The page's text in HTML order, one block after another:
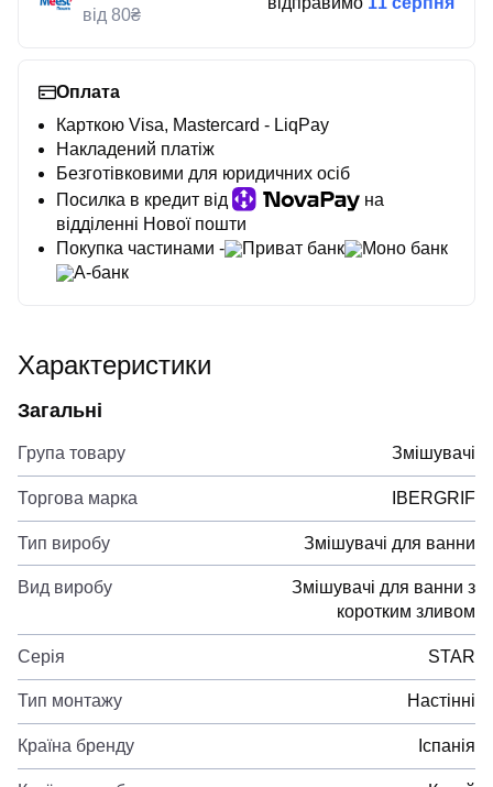
від 80₴
Оплата
Карткою Visa, Mastercard - LiqPay
Накладений платіж
Безготівковими для юридичних осіб
Посилка в кредит від
на
відділенні Нової пошти
Покупка частинами -
Приват банк
Моно банк
А-банк
Характеристики
Загальні
Група товару Змішувачі
Торгова марка IBERGRIF
Тип виробу Змішувачі для ванни
Вид виробу
Змішувачі для ванни з
коротким зливом
Серія STAR
Тип монтажу Настінні
Країна бренду Іспанія